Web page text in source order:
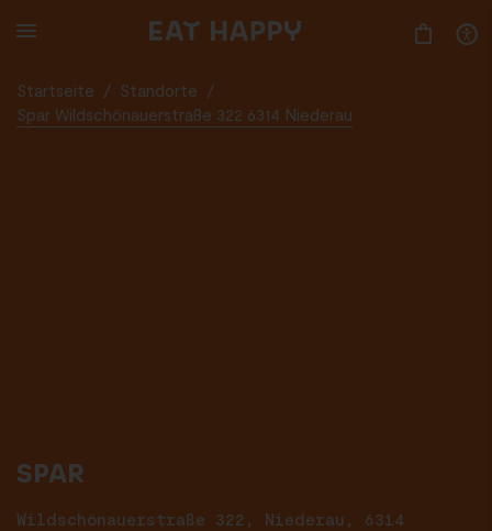
TO
Startseite / Standorte
/
Spar Wildschönauerstraße 322 6314 Niederau
SPAR
Wildschönauerstraße 322, Niederau, 6314